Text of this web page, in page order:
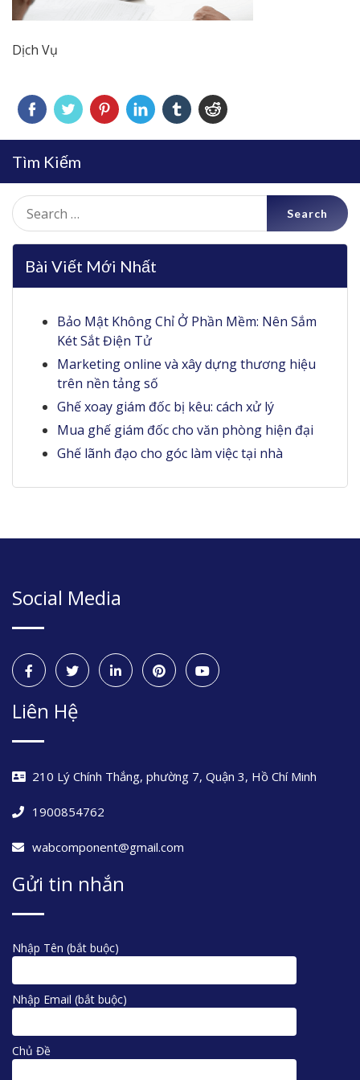
Dịch Vụ
Tìm Kiếm
Search
for:
Bài Viết Mới Nhất
Bảo Mật Không Chỉ Ở Phần Mềm: Nên Sắm
Két Sắt Điện Tử
Marketing online và xây dựng thương hiệu
trên nền tảng số
Ghế xoay giám đốc bị kêu: cách xử lý
Mua ghế giám đốc cho văn phòng hiện đại
Ghế lãnh đạo cho góc làm việc tại nhà
Social Media
Liên Hệ
210 Lý Chính Thắng, phường 7, Quận 3, Hồ Chí Minh
1900854762
wabcomponent@gmail.com
Gửi tin nhắn
Nhập Tên (bắt buộc)
Nhập Email (bắt buộc)
Chủ Đề